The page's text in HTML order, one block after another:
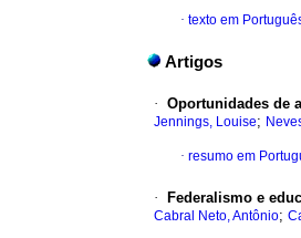
· texto em
Artigos
· Oportunidades de
Jennings, Louise;
· resumo em
· Federalismo e
Cabral Neto, Antônio;